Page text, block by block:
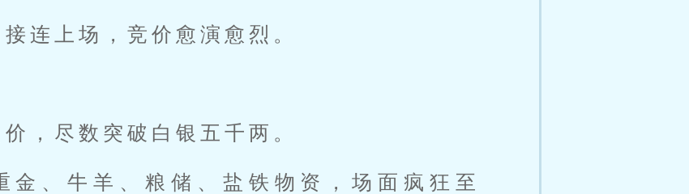
连上场，竞价愈演愈烈。
，尽数突破白银五千两。
金、牛羊、粮储、盐铁物资，场面疯狂至